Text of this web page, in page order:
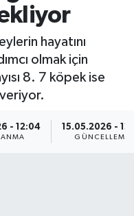
hayatını
olmak için
8. 7 köpek ise
- 12:04 15.05.2026 -
GÜNCELLEME